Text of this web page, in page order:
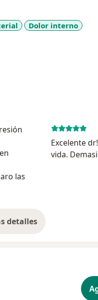
Dolor interno
las
Excelente
vida.
vida ha
detalles
la experiencia